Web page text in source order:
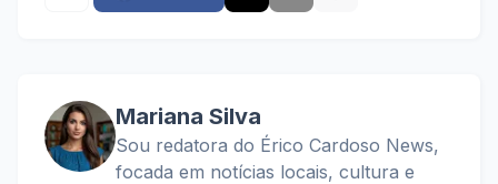
Mariana Silva
Sou redatora do Érico Cardoso News,
focada em notícias locais, cultura e